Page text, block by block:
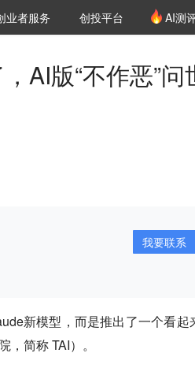
创投氪堂
业者服务 创投平台 AI测
AI版“不作恶”问
我要联系
新模型，而是推出了一个看起
简称 TAI）。